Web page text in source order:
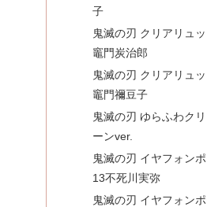
子
鬼滅の刃 クリアリュ
竈門炭治郎
鬼滅の刃 クリアリュ
竈門禰豆子
鬼滅の刃 ゆらふわク
ーンver.
鬼滅の刃 イヤフォン
13不死川実弥
鬼滅の刃 イヤフォン